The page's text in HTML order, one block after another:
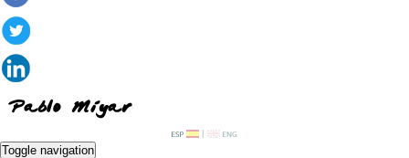
Toggle navigation